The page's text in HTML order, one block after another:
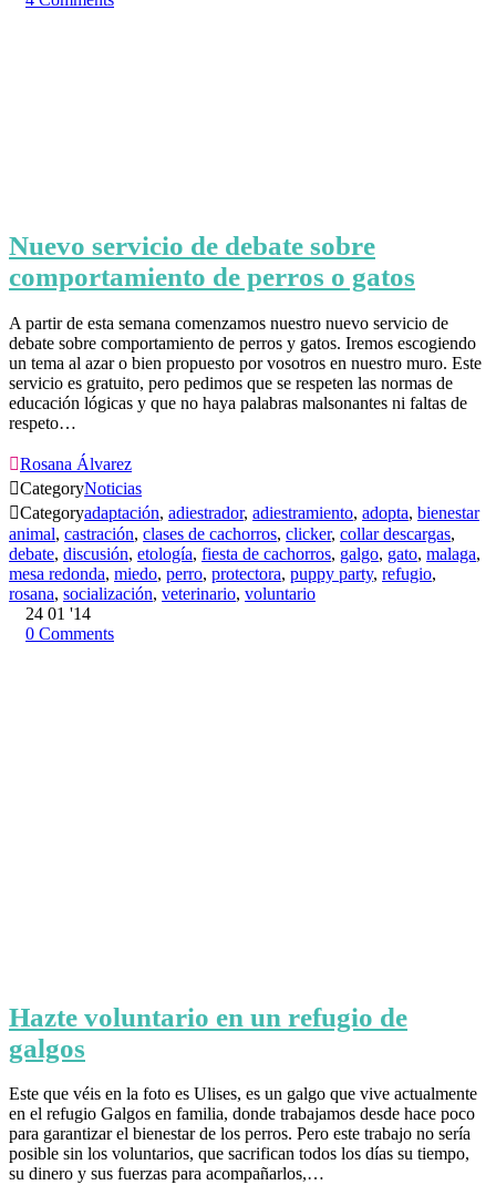
Nuevo servicio de debate sobre
comportamiento de perros o gatos
A partir de esta semana comenzamos nuestro nuevo servicio de
debate sobre comportamiento de perros y gatos. Iremos escogiendo
un tema al azar o bien propuesto por vosotros en nuestro muro. Este
servicio es gratuito, pero pedimos que se respeten las normas de
educación lógicas y que no haya palabras malsonantes ni faltas de
respeto…
Rosana Álvarez
CategoryNoticias
Categoryadaptación, adiestrador, adiestramiento, adopta, bienestar
animal, castración, clases de cachorros, clicker, collar descargas,
debate, discusión, etología, fiesta de cachorros, galgo, gato, malaga,
mesa redonda, miedo, perro, protectora, puppy party, refugio,
rosana, socialización, veterinario, voluntario
24 01 '14
0 Comments
Hazte voluntario en un refugio de
galgos
Este que véis en la foto es Ulises, es un galgo que vive actualmente
en el refugio Galgos en familia, donde trabajamos desde hace poco
para garantizar el bienestar de los perros. Pero este trabajo no sería
posible sin los voluntarios, que sacrifican todos los días su tiempo,
su dinero y sus fuerzas para acompañarlos,…